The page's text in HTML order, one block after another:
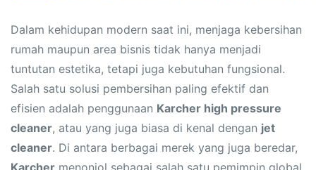
Dalam kehidupan modern saat ini, menjaga kebersihan
rumah maupun area bisnis tidak hanya menjadi
tuntutan estetika, tetapi juga kebutuhan fungsional.
Salah satu solusi pembersihan paling efektif dan
efisien adalah penggunaan Karcher high pressure
cleaner, atau yang juga biasa di kenal dengan jet
cleaner. Di antara berbagai merek yang juga beredar,
Karcher menonjol sebagai salah satu pemimpin global